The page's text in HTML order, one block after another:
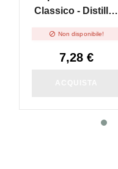
Classico - Distillati
 Non disponibile!
7,28 €